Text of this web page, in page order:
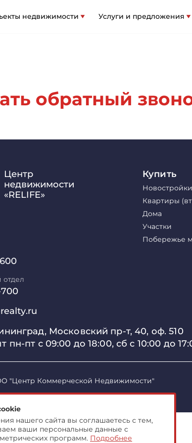
недвижимости Услуги и предложения
обратный
Центр
недвижимости
«RELIFE»
Московский пр-т, 40, оф. 510
пн-пт с 09:00 до18:00, сб с 10:00 до
Купить
Новостройки
Квартиры
Дома
Участки
Побережье
"Центр Коммерческой Недвижимости"
нашего сайта вы соглашаетесь с тем,
ваши персональные данные с
программ. Подробнее